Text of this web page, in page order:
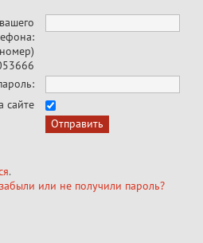
сайте
.
или не получили пароль?